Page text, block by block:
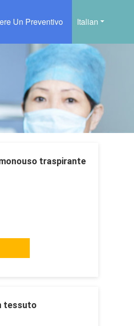
Italian
Un Preventivo
traspirante
tessuto